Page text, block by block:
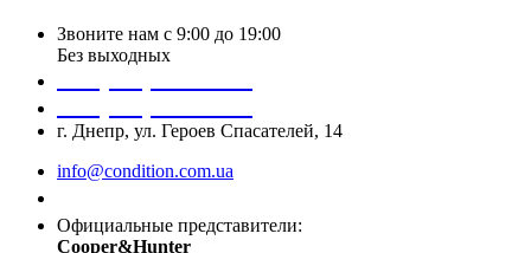
Звоните нам с 9:00 до 19:00
Без выходных
г. Днепр, ул. Героев Спасателей, 14
info@condition.com.ua
Официальные представители:
Cooper&Hunter